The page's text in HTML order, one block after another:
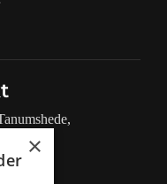
92
×